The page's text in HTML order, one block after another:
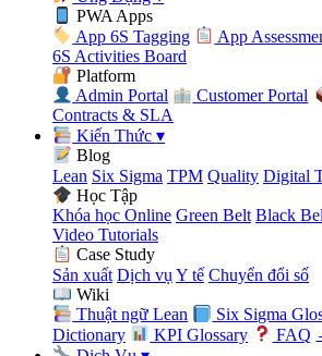
PWA Apps
App 6S Tagging
App
6S Activities Board
Platform
Admin Portal
Customer Portal
Contracts & SLA
Kiến Thức▾
Blog
Lean Six Sigma TPM Quality Digital
Học Tập
Khóa học Online Green Belt Black
Video Tutorials
Case Study
Sản xuất Dịch vụ Y tế Chuyển đổi số
Wiki
Thuật ngữ Lean
Six Sigma
Dictionary
KPI Glossary FAQ